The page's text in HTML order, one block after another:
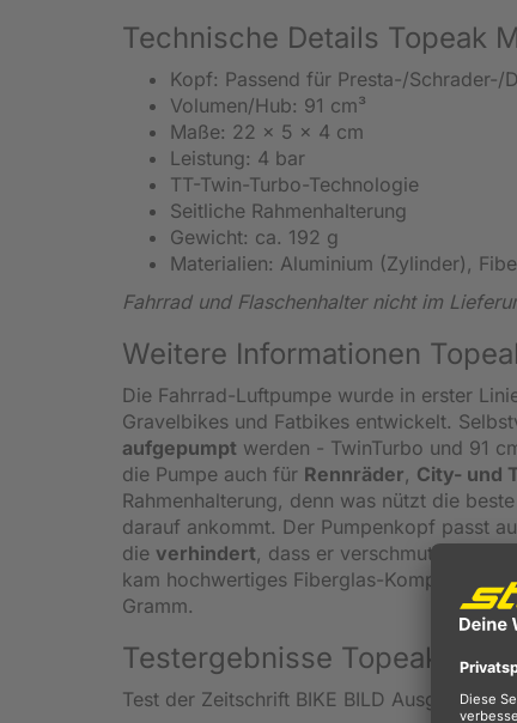
Technische Details Topeak
Kopf: Passend für Presta-/Schrader-/
Volumen/Hub: 91 cm³
Maße: 22 x 5 x 4 cm
Leistung: 4 bar
TT-Twin-Turbo-Technologie
Seitliche Rahmenhalterung
Gewicht: ca. 192 g
Materialien: Aluminium (Zylinder),
Fahrrad und Flaschenhalter nicht im
Weitere Informationen
Die Fahrrad-Luftpumpe wurde in erster
Gravelbikes und Fatbikes entwickelt.
aufgepumpt werden - TwinTurbo und 91
die Pumpe auch für Rennräder, City- und
Rahmenhalterung, denn was nützt die
darauf ankommt. Der Pumpenkopf passt
die verhindert, dass er verschmutzt. Der
kam hochwertiges Fiberglas-Komposit
Gramm.
Testergebnisse Topeak
Test der Zeitschrift BIKE BILD Ausgabe